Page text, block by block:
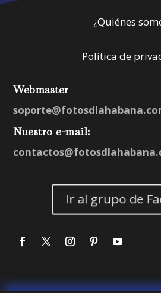
¿Quiénes
Política de
Webmaster
Nuestro e-mail:
Ir al grupo de